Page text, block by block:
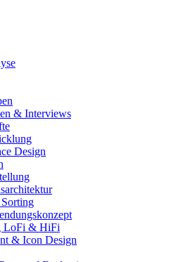
& Interviews
Design
LoFi & HiFi
& Icon Design